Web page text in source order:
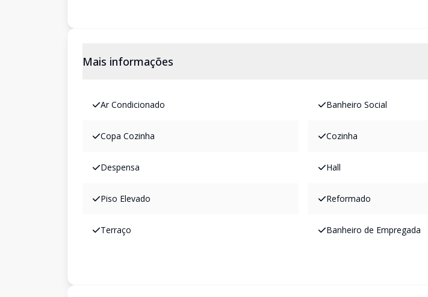
Mais informações
Ar Condicionado Banheiro Social
Copa Cozinha Cozinha
Despensa Hall
Piso Elevado Reformado
Terraço Banheiro de Empregada